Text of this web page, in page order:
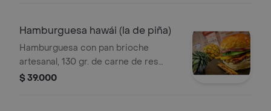
queso colby-jack y philadelphia, salsa
ranch de la casa y mostaza.
Hamburguesa hawái (la de piña)
Hamburguesa con pan brioche
artesanal, 130 gr. de carne de res
madurada y seleccionada cogollo,
$ 39.000